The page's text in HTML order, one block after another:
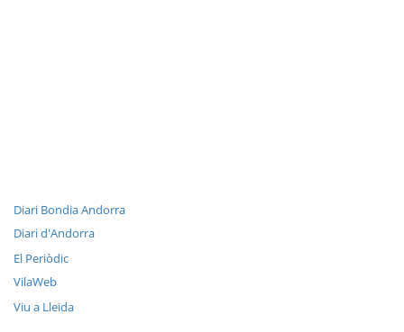
Diari Bondia Andorra
Diari d'Andorra
El Periòdic
VilaWeb
Viu a Lleida